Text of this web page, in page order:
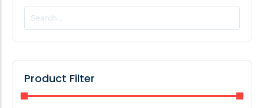
POPULAR THIS WEEK
No Posts Found!
Product Filter